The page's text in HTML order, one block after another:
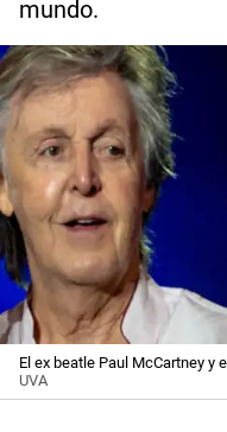
mundo.
El ex beatle Paul McCartney y
UVA